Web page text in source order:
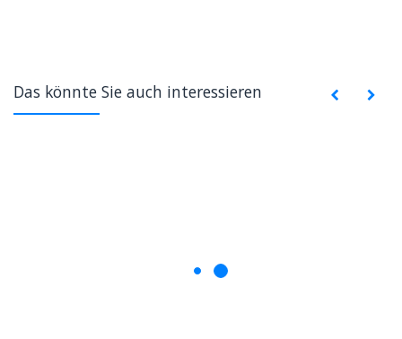
Das könnte Sie auch interessieren